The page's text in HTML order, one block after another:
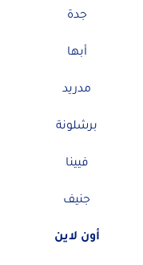
جدة
أبها
مدريد
برشلونة
فيينا
جنيف
أون لاين